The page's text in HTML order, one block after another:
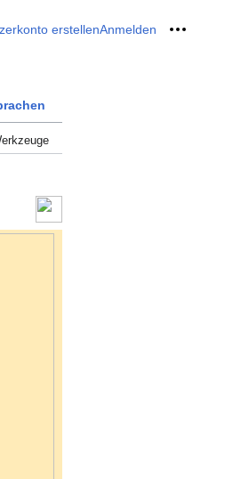
erstellenAnmelden Meine